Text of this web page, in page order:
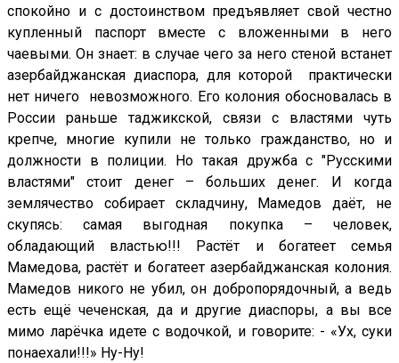
спокойно и с достоинством предъявляет свой честно
купленный паспорт вместе с вложенными в него
чаевыми. Он знает: в случае чего за него стеной встанет
азербайджанская диаспора, для которой практически
нет ничего невозможного. Его колония обосновалась в
России раньше таджикской, связи с властями чуть
крепче, многие купили не только гражданство, но и
должности в полиции. Но такая дружба с "Русскими
властями" стоит денег – больших денег. И когда
землячество собирает складчину, Мамедов даёт, не
скупясь: самая выгодная покупка – человек,
обладающий властью!!! Растёт и богатеет семья
Мамедова, растёт и богатеет азербайджанская колония.
Мамедов никого не убил, он добропорядочный, а ведь
есть ещё чеченская, да и другие диаспоры, а вы все
мимо ларёчка идете с водочкой, и говорите: - «Ух, суки
понаехали!!!» Ну-Ну!